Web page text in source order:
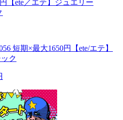
【ete／エテ】ジュエリー
短期×最大1650円【ete/エテ】
ク